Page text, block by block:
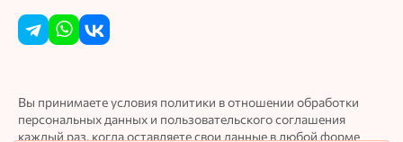
Вы принимаете условия политики в отношении обработки
персональных данных и пользовательского соглашения
каждый раз, когда оставляете свои данные в любой форме